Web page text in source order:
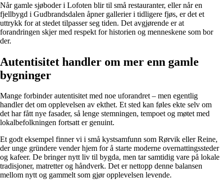
Når gamle sjøboder i Lofoten blir til små restauranter, eller når en
fjellbygd i Gudbrandsdalen åpner gallerier i tidligere fjøs, er det et
uttrykk for at stedet tilpasser seg tiden. Det avgjørende er at
forandringen skjer med respekt for historien og menneskene som bor
der.
Autentisitet handler om mer enn gamle
bygninger
Mange forbinder autentisitet med noe uforandret – men egentlig
handler det om opplevelsen av ekthet. Et sted kan føles ekte selv om
det har fått nye fasader, så lenge stemningen, tempoet og møtet med
lokalbefolkningen fortsatt er genuint.
Et godt eksempel finner vi i små kystsamfunn som Rørvik eller Reine,
der unge gründere vender hjem for å starte moderne overnattingssteder
og kafeer. De bringer nytt liv til bygda, men tar samtidig vare på lokale
tradisjoner, matretter og håndverk. Det er nettopp denne balansen
mellom nytt og gammelt som gjør opplevelsen levende.